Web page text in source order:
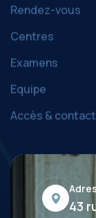
Rendez-vous
Centres
Examens
Equipe
Accès & contact
43